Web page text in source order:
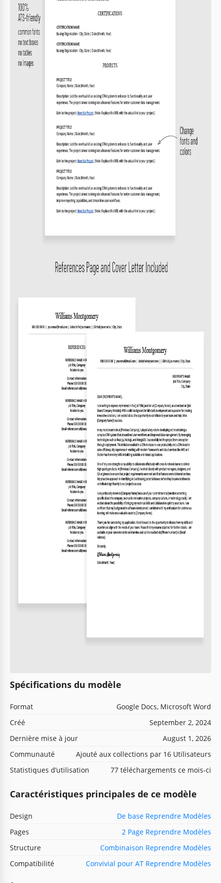
Spécifications du modèle
Format
Google Docs, Microsoft Word
Créé
September 2, 2024
Dernière mise à jour
August 1, 2026
Communauté
Ajouté aux collections par 16 Utilisateurs
Statistiques d’utilisation
77 téléchargements ce mois-ci
Caractéristiques principales de ce modèle
Design
De base Reprendre Modèles
Pages
2 Page Reprendre Modèles
Structure
Combinaison Reprendre Modèles
Compatibilité
Convivial pour AT Reprendre Modèles